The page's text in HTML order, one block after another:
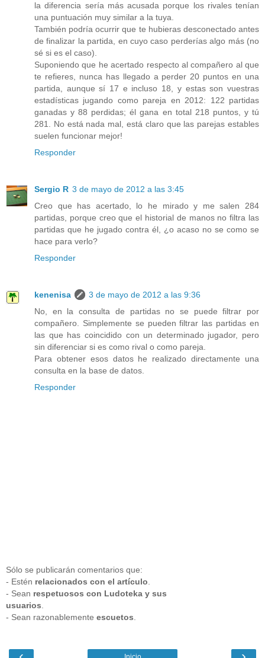
la diferencia sería más acusada porque los rivales tenían
una puntuación muy similar a la tuya.
También podría ocurrir que te hubieras desconectado antes
de finalizar la partida, en cuyo caso perderías algo más (no
sé si es el caso).
Suponiendo que he acertado respecto al compañero al que
te refieres, nunca has llegado a perder 20 puntos en una
partida, aunque sí 17 e incluso 18, y estas son vuestras
estadísticas jugando como pareja en 2012: 122 partidas
ganadas y 88 perdidas; él gana en total 218 puntos, y tú
281. No está nada mal, está claro que las parejas estables
suelen funcionar mejor!
Responder
Sergio R 3 de mayo de 2012 a las 3:45
Creo que has acertado, lo he mirado y me salen 284
partidas, porque creo que el historial de manos no filtra las
partidas que he jugado contra él, ¿o acaso no se como se
hace para verlo?
Responder
kenenisa
3 de mayo de 2012 a las 9:36
No, en la consulta de partidas no se puede filtrar por
compañero. Simplemente se pueden filtrar las partidas en
las que has coincidido con un determinado jugador, pero
sin diferenciar si es como rival o como pareja.
Para obtener esos datos he realizado directamente una
consulta en la base de datos.
Responder
Sólo se publicarán comentarios que:
- Estén relacionados con el artículo
- Sean respetuosos con Ludoteka y sus
usuarios
- Sean razonablemente escuetos